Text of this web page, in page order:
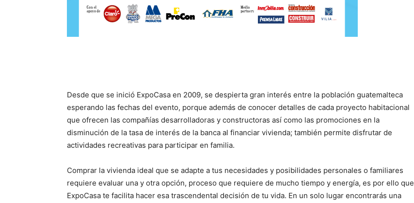
Desde que se inició ExpoCasa en 2009, se despierta gran interés entre la población guatemalteca
esperando las fechas del evento, porque además de conocer detalles de cada proyecto habitacional
que ofrecen las compañías desarrolladoras y constructoras así como las promociones en la
disminución de la tasa de interés de la banca al financiar vivienda; también permite disfrutar de
actividades recreativas para participar en familia.
Comprar la vivienda ideal que se adapte a tus necesidades y posibilidades personales o familiares
requiere evaluar una y otra opción, proceso que requiere de mucho tiempo y energía, es por ello que
ExpoCasa te facilita hacer esa trascendental decisión de tu vida. En un solo lugar encontrarás una